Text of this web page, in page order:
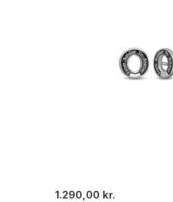
1.290,00 kr.